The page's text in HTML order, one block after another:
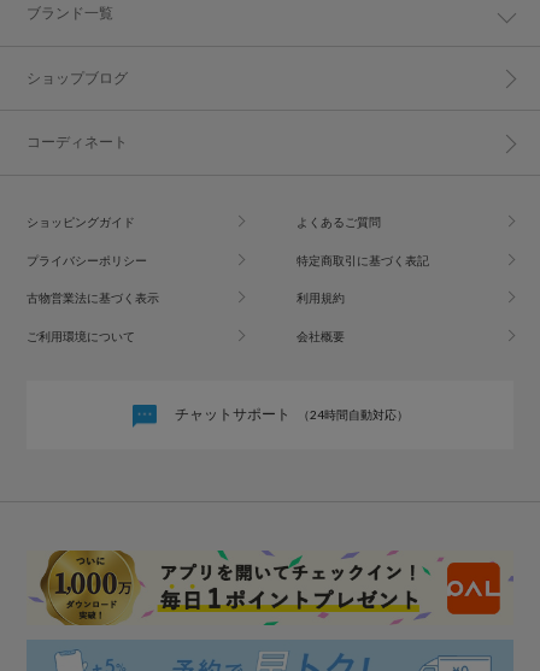
ブランド一覧
ショップブログ
コーディネート
ショッピングガイド よくあるご質問
プライバシーポリシー 特定商取引に基づく表記
古物営業法に基づく表示 利用規約
ご利用環境について 会社概要
チャットサポート （24時間自動対応）